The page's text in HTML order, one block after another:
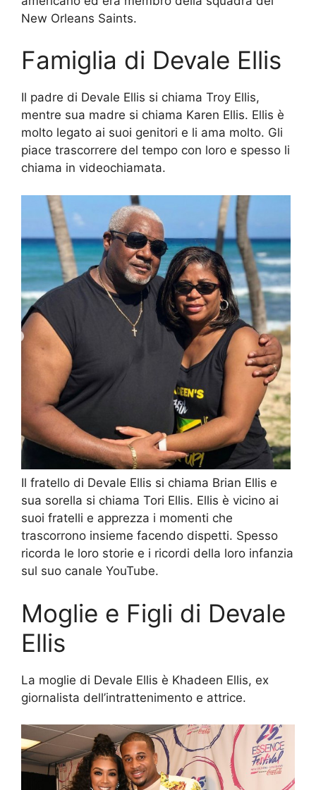
New Orleans Saints.
Famiglia di Devale Ellis
Il padre di Devale Ellis si chiama Troy Ellis,
mentre sua madre si chiama Karen Ellis. Ellis è
molto legato ai suoi genitori e li ama molto. Gli
piace trascorrere del tempo con loro e spesso li
chiama in videochiamata.
Il fratello di Devale Ellis si chiama Brian Ellis e
sua sorella si chiama Tori Ellis. Ellis è vicino ai
suoi fratelli e apprezza i momenti che
trascorrono insieme facendo dispetti. Spesso
ricorda le loro storie e i ricordi della loro infanzia
sul suo canale YouTube.
Moglie e Figli di Devale
Ellis
La moglie di Devale Ellis è Khadeen Ellis, ex
giornalista dell’intrattenimento e attrice.